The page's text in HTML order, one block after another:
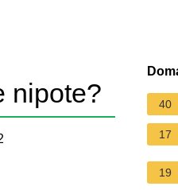
nipote? 40
17
19